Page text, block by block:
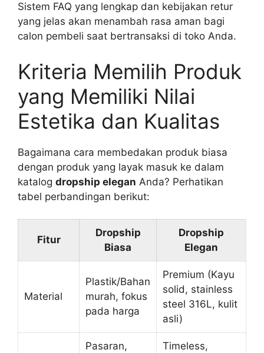
Sistem FAQ yang lengkap dan kebijakan retur
yang jelas akan menambah rasa aman bagi
calon pembeli saat bertransaksi di toko Anda.
Kriteria Memilih Produk
yang Memiliki Nilai
Estetika dan Kualitas
Bagaimana cara membedakan produk biasa
dengan produk yang layak masuk ke dalam
katalog dropship elegan Anda? Perhatikan
tabel perbandingan berikut:
Fitur
Dropship
Biasa
Dropship
Elegan
Material
Plastik/Bahan
murah, fokus
pada harga
Premium (Kayu
solid, stainless
steel 316L, kulit
asli)
Pasaran,
Timeless,